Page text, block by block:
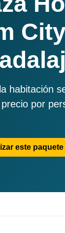
habitación
por
este paquete